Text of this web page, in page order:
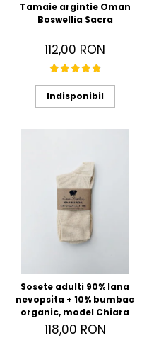
Tamaie argintie Oman
Boswellia Sacra
112,00 RON
Indisponibil
Sosete adulti 90% lana
nevopsita + 10% bumbac
organic, model Chiara
118,00 RON